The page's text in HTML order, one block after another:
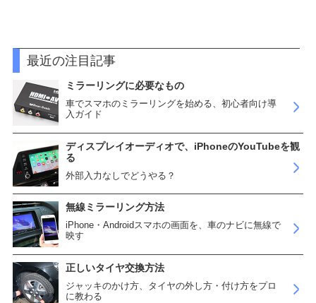
最近の注目記事
ミラーリングに必要なもの
車でスマホのミラーリングを始める、初心者向け導
入ガイド
ディスプレイオーディオで、iPhoneのYouTubeを観
る
外部入力なしでどうやる？
無線ミラーリング方法
iPhone・Androidスマホの画面を、車のナビに無線で
映す
正しいタイヤ交換方法
ジャッキのかけ方、タイヤの外し方・付け方をプロ
に教わる